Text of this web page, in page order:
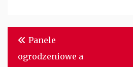
Nawigacja
wpisu
Panele
ogrodzeniowe a